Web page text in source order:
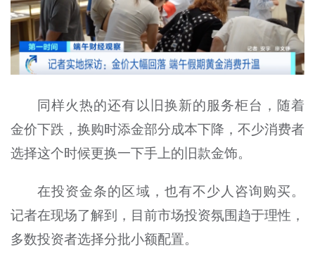
同样火热的还有以旧换新的服务柜台，随着
金价下跌，换购时添金部分成本下降，不少消费者
选择这个时候更换一下手上的旧款金饰。
在投资金条的区域，也有不少人咨询购买。
记者在现场了解到，目前市场投资氛围趋于理性，
多数投资者选择分批小额配置。